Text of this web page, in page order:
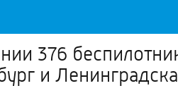
376
и